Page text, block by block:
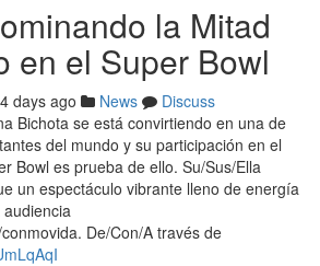
la Mitad
en el Super Bowl
days ago News
Discuss
Bichota se está convirtiendo en una de
del mundo y su participación en el
Bowl es prueba de ello. Su/Sus/Ella
un espectáculo vibrante lleno de energía
De/Con/A través de